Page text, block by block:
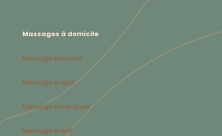
Massages à domicile
Massage Bayonne
Massage Anglet
Massage Arcangues
Massage Bidart